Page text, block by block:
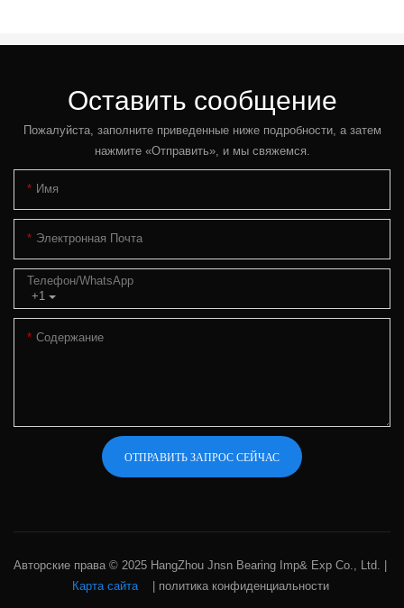
Оставить сообщение
Пожалуйста, заполните приведенные ниже подробности, а затем
нажмите «Отправить», и мы свяжемся.
Имя
Электронная Почта
+1
Телефон/WhatsApp
Содержание
ОТПРАВИТЬ ЗАПРОС СЕЙЧАС
Авторские права © 2025 HangZhou Jnsn Bearing Imp& Exp Co., Ltd. |
Карта сайта
политика конфиденциальности